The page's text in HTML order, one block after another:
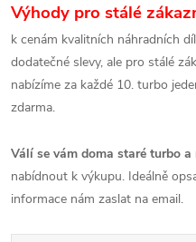
Výhody pro stálé
k cenám kvalitních náhradních
dodatečné slevy, ale pro stálé
nabízíme za každé 10. turbo
zdarma.
Válí se vám doma staré turbo a
nabídnout k výkupu. Ideálně
informace nám zaslat na email.